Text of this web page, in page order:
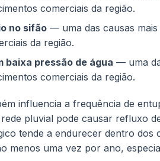
comerciais da região.
no sifão — uma das causas
da região.
baixa pressão de água — uma
comerciais da região.
influencia a frequência de
pluvial pode causar refluxo
tende a endurecer dentro dos
menos uma vez por ano,